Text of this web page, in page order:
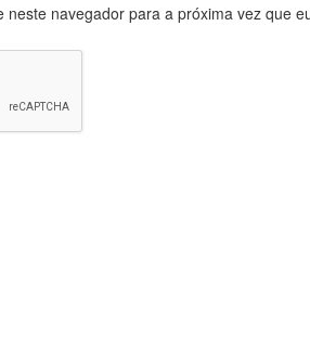
navegador para a próxima vez que